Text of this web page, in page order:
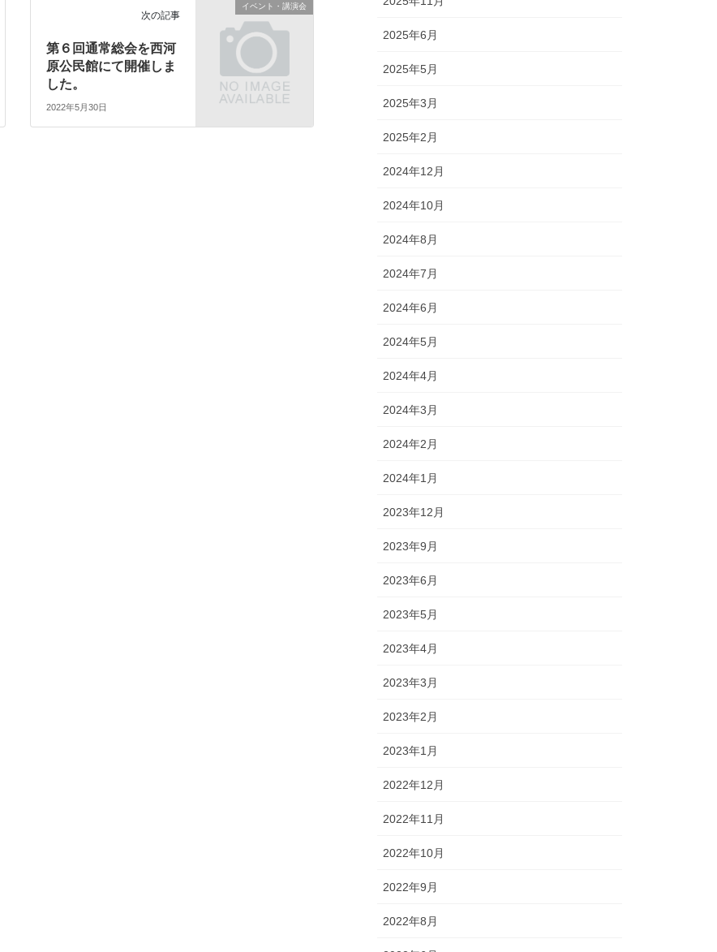
イベント・講演会
次の記事
第６回通常総会を西河
原公民館にて開催しま
した。
2022年5月30日
2025年6月
2025年5月
2025年3月
2025年2月
2024年12月
2024年10月
2024年8月
2024年7月
2024年6月
2024年5月
2024年4月
2024年3月
2024年2月
2024年1月
2023年12月
2023年9月
2023年6月
2023年5月
2023年4月
2023年3月
2023年2月
2023年1月
2022年12月
2022年11月
2022年10月
2022年9月
2022年8月